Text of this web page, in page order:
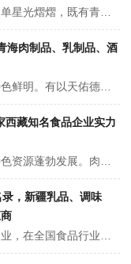
山东食品饮料企业百强名单星光熠熠，既有青岛啤酒、鲁花这类行业巨头，也不乏在细分领域深耕的潜力企业。它们业务广泛，涵盖酒水、粮油、肉制品等多个品类。凭借优质原料、先进工艺和严格质控，产品畅销全国，在推动山东食品产业发展的同时，也为消费者提供了丰富多样的选择。
海肉制品、乳制品、酒
青海食品饮料酒水企业特色鲜明。有以天佑德为代表的青稞酒企业，其传承独特酿造工艺，酒味醇厚；可可西里实业专注牦牛肉制品，带动农牧户增收；乳业方面，小西牛的老酸奶、高速乳业的系列乳制品广为人知。此外，还有众多企业深挖青海特色资源，打造出各类优质食品饮料，在省内外市场散发魅力 。
西藏知名食品企业实力
西藏食品企业依托高原特色资源蓬勃发展。肉制品企业以牦牛肉、藏羊肉等为原料，制作干制、腌制等特色美食；青稞食品企业深挖青稞价值，推出挂面、饼干等多样产品；饮品企业打造出富含矿物质的矿泉水、风味独特的桃花酒等；还有众多企业围绕藏鸡、藏香猪、野生菌等开发出系列加工食品，将高原风味推向全国 。
，新疆乳品、调味
新疆拥有众多知名食品企业，在全国食品行业占据重要地位。像麦趣尔，产品涵盖乳制品、烘焙等领域，其牛奶和糕点深受消费者喜爱；西域春乳业，依托当地优质奶源，打造出丰富多样的乳制品，在疆内外都有良好口碑；还有生产调味品的笑厨食品、酿造酱醋的七一酱园，以及主营粮油的昌吉州粮油购销集团等，共同构成了新疆食品产业格局 。